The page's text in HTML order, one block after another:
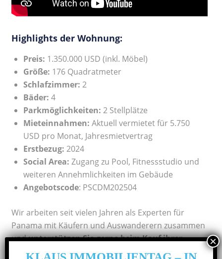
Highlights der Wohnung:
Preis: 1.350.000 USD (inkl. Möbel)
Größe: 176 Quadratmeter
Schlafzimmer: 2
Bäder: 4
Parkmöglichkeiten: 2 Stellplätze
Mieteinnahmen: Aktuell vermietet für 5.750
USD pro Monat, Jahresmietvertrag
Erstbezug: 2024
Social Area: Zugang zu Pool, Fitnessstudio und
weiteren Annehmlichkeiten im Gebäude
Angebotscode: PSCDM202504
Wir arbeiten seit vielen Jahren als Experten für
Panama mit Käufern und Auswanderern zusammen
undunterstützen Sie gerne beim Kauf ihrer
Immobilie sowie auch deren Verwaltung. Melden